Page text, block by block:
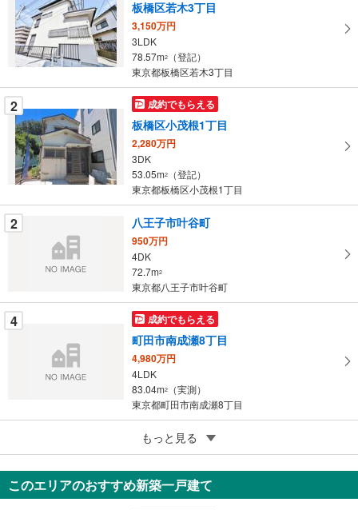
取
る
・
条
件
を
マ
イ
ペ
ー
に
保
板橋区若木3丁目
3,150万円
3LDK
78.57m2
（登記）
東京都板橋区若木3丁目
2 成約でもらえる
板橋区小茂根1丁目
2,280万円
3DK
53.05m2
（登記）
東京都板橋区小茂根1丁目
2 八王子市叶谷町
950万円
4DK
72.7m2
東京都八王子市叶谷町
4 成約でもらえる
町田市南成瀬8丁目
4,980万円
4LDK
83.04m2
（実測）
東京都町田市南成瀬8丁目
成約でもらえる
東村山市萩山町1丁目
4,049万円
4LDK
もっと見る
このエリアのおすすめ新築一戸建て